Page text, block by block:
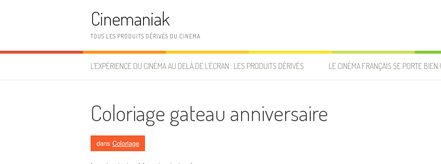
Cinemaniak
TOUS LES PRODUITS DÉRIVÉS DU CINEMA
L’EXPÉRIENCE DU CINÉMA AU DELÀ DE L’ÉCRAN : LES PRODUITS DÉRIVÉS LE CINÉMA FRANÇAIS SE PORTE BIEN !
Coloriage gateau anniversaire
dans Coloriage